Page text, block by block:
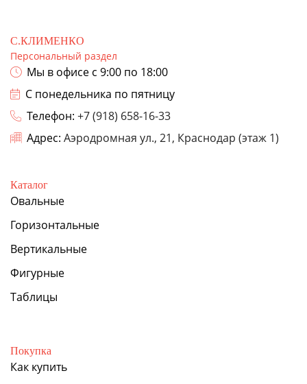
С.КЛИМЕНКО
Персональный раздел
Мы в офисе с 9:00 по 18:00
С понедельника по пятницу
Телефон: +7 (918) 658-16-33
Адрес: Аэродромная ул., 21, Краснодар (этаж 1)
Каталог
Овальные
Горизонтальные
Вертикальные
Фигурные
Таблицы
Покупка
Как купить